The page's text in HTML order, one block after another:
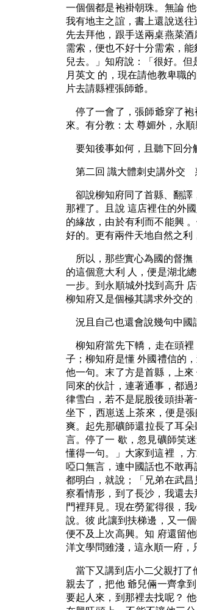
一個個都是袍褂朝珠。無論
我有地主之誼，書上還說送
先去拜他，跟手送兩桌燕菜
需索，便也不好十分需索，
兒去。」知府說：「很好。
月英文 的，現在請他教卑職
片去請縣裡張師爺。
停了一會了，張師爺穿了
來。有分教：太 尊媚外，永
要知後事如何，且聽下回分
第二回 識大體刺史講外交
卻說柳知府同了首縣、翻
那裡了。且說 這店裡住的外
的緣故，由於有利而不能興
好的。更有兩件天地自然之利
所以，那些實心為國的督
的這個意大利 人，便是湖北
一步。到永順城外找到高升
柳知府又是個極其講求外交的
況且自己也還會說幾句中國
柳知府當先下轎，走在頭
子；柳知府是懂 外國禮信的
他一句。末了方是首縣，上
同來的伙計，連著通事，都
律雪白，若不是屁股後頭掛
坐下，西崽送上茶來，便是
爽。起先那礦師還拉長了耳
言。停了一 歇，忽見礦師笑
懂得一句。」大家到這裡 ，
啞口無言，連中國話也不敢
都明白，就說；「兄弟在武
察看情形，到了長沙，我還
門裡拜見。現在勞駕得很，
說。彼 此讓到扶梯邊，又一
便不及上次高興。知 府還留
洋文學問雖淺，這永順一府，
當下又講到店小二父親打
親去了，把他 爺兒倆一齊拿
要起人來，到那裡去找呢？